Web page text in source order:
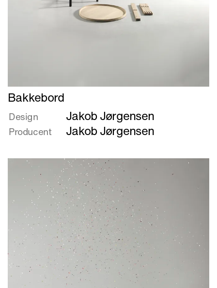
Læs
mere
om
Bakkebord
Bakkebord
Design Jakob Jørgensen
Producent Jakob Jørgensen